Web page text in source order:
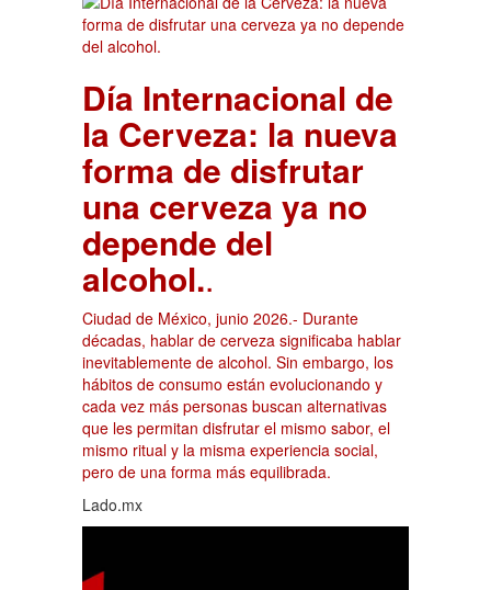
Día Internacional de
la Cerveza: la nueva
forma de disfrutar
una cerveza ya no
depende del
alcohol..
Ciudad de México, junio 2026.- Durante
décadas, hablar de cerveza significaba hablar
inevitablemente de alcohol. Sin embargo, los
hábitos de consumo están evolucionando y
cada vez más personas buscan alternativas
que les permitan disfrutar el mismo sabor, el
mismo ritual y la misma experiencia social,
pero de una forma más equilibrada.
Lado.mx